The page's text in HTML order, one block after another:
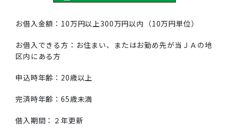
お借入金額：10万円以上300万円以内（10万円単位）
お借入できる方：お住まい、またはお勤め先が当ＪＡの地
区内にある方
申込時年齢：20歳以上
完済時年齢：65歳未満
借入期間：２年更新